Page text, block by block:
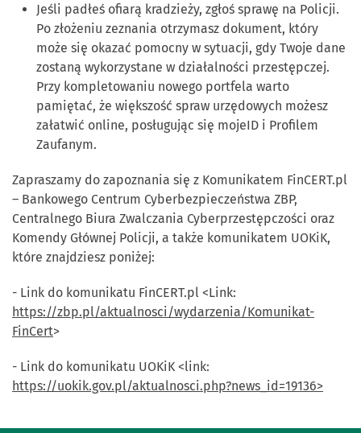
Jeśli padłeś ofiarą kradzieży, zgłoś sprawę na Policji.
Po złożeniu zeznania otrzymasz dokument, który
może się okazać pomocny w sytuacji, gdy Twoje dane
zostaną wykorzystane w działalności przestępczej.
Przy kompletowaniu nowego portfela warto
pamiętać, że większość spraw urzędowych możesz
załatwić online, posługując się mojeID i Profilem
Zaufanym.
Zapraszamy do zapoznania się z Komunikatem FinCERT.pl
– Bankowego Centrum Cyberbezpieczeństwa ZBP,
Centralnego Biura Zwalczania Cyberprzestępczości oraz
Komendy Głównej Policji, a także komunikatem UOKiK,
które znajdziesz poniżej:
- Link do komunikatu FinCERT.pl <Link:
https://zbp.pl/aktualnosci/wydarzenia/Komunikat-
FinCert>
- Link do komunikatu UOKiK <link:
https://uokik.gov.pl/aktualnosci.php?news_id=19136>